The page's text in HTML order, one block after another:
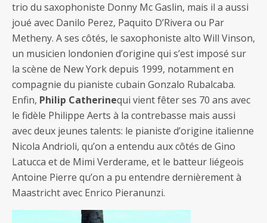
trio du saxophoniste Donny Mc Gaslin, mais il a aussi
joué avec Danilo Perez, Paquito D’Rivera ou Par
Metheny. A ses côtés, le saxophoniste alto Will Vinson,
un musicien londonien d’origine qui s’est imposé sur
la scène de New York depuis 1999, notamment en
compagnie du pianiste cubain Gonzalo Rubalcaba.
Enfin, Philip Catherinequi vient fêter ses 70 ans avec
le fidèle Philippe Aerts à la contrebasse mais aussi
avec deux jeunes talents: le pianiste d’origine italienne
Nicola Andrioli, qu’on a entendu aux côtés de Gino
Latucca et de Mimi Verderame, et le batteur liégeois
Antoine Pierre qu’on a pu entendre dernièrement à
Maastricht avec Enrico Pieranunzi.